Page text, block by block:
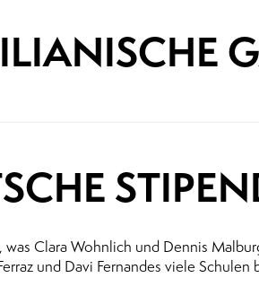
Clara Wohnlich und Dennis
und Davi Fernandes viele